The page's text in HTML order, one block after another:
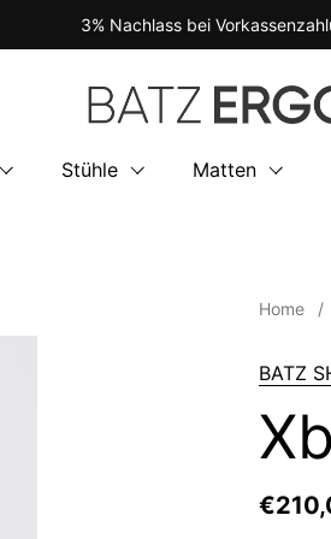
3% Nachlass bei
Stühle Matten
Home /
BATZ